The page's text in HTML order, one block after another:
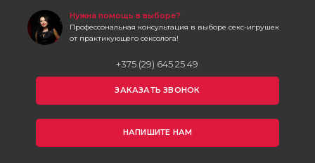
Нужна помощь в выборе?
Профессональная консультация в выборе секс-игрушек
от практикующего сексолога!
+375 (29) 645 25 49
ЗАКАЗАТЬ ЗВОНОК
НАПИШИТЕ НАМ